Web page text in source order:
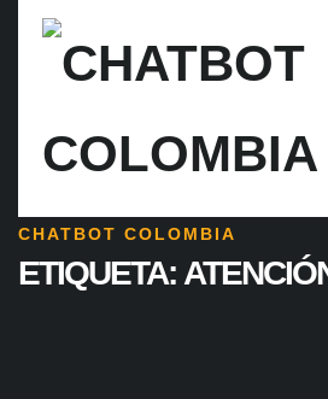
CHATBOT COLOMBIA
ETIQUETA: